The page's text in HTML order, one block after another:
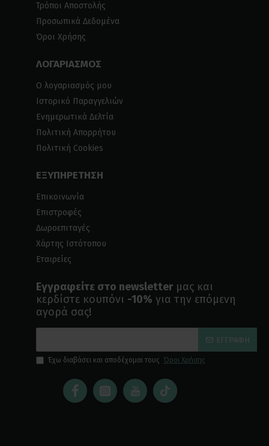
Τρόποι Αποστολής
Προσωπικά Δεδομένα
Όροι Χρήσης
ΛΟΓΑΡΙΑΣΜΟΣ
Ο λογαριασμός μου
Ιστορικό Παραγγελιών
Ενημερωτικά Δελτία
Πολιτική Απορρήτου
Πολιτική Cookies
ΕΞΥΠΗΡΕΤΗΣΗ
Επικοινωνία
Επιστροφές
Δωροεπιταγές
Χάρτης Ιστότοπου
Εταιρείες
Εγγραφείτε στο newsletter μας και
κερδίστε κουπόνι -10% για την επόμενη
αγορά σας!
ΕΓΓΡΑΦΉ
Έχω διαβάσει και αποδέχομαι τους Όροι Χρήσης